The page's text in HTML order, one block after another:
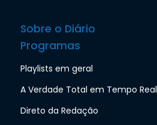
Sobre o Diário
Programas
Playlists em geral
A Verdade Total em Tempo Real
Direto da Redação